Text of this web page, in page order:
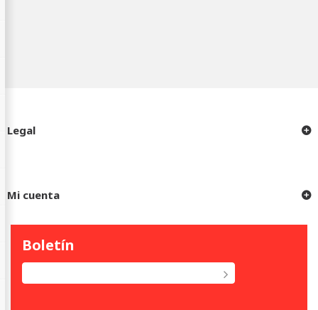
Legal
Mi cuenta
Boletín